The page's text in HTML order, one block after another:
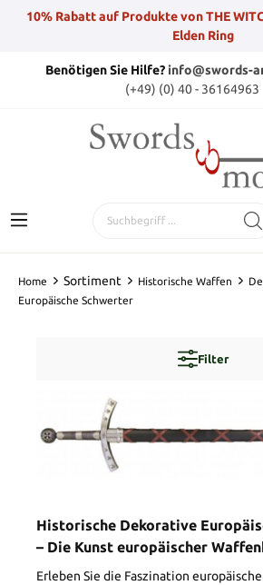
10% Rabatt auf Produkte von THE
Elden Ring
Benötigen Sie Hilfe?info@swords-
(+49) (0) 40 - 36164963
Home Sortiment Historische Waffen
Europäische Schwerter
Filter
Historische Dekorative
– Die Kunst europäischer
Erleben Sie die Faszination